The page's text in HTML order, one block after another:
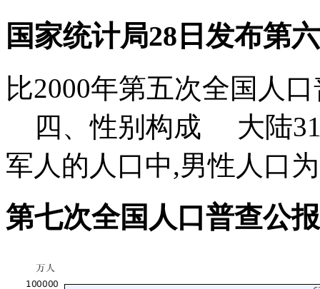
国家统计局28日发布第
比2000年第五次全国人
四、性别构成 大陆31
军人的人口中,男性人口
第七次全国人口普查公